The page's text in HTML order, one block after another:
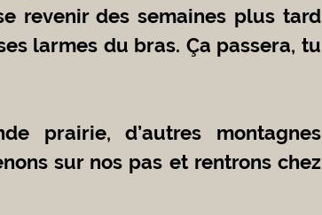
revenir des semaines plus tard
larmes du bras. Ça passera, tu
sur nos pas et rentrons chez